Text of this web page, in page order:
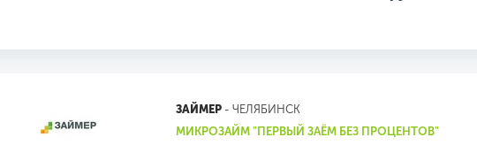
ЗАЙМЕР- ЧЕЛЯБИНСК
МИКРОЗАЙМ "ПЕРВЫЙ ЗАЁМ БЕЗ ПРОЦЕНТОВ"